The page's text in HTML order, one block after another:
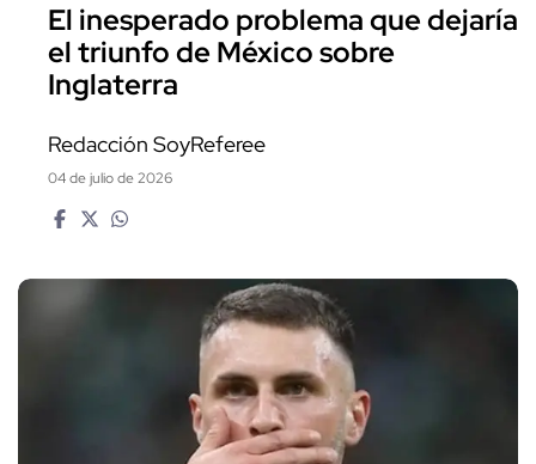
El inesperado problema que dejaría
el triunfo de México sobre
Inglaterra
Redacción SoyReferee
04 de julio de 2026